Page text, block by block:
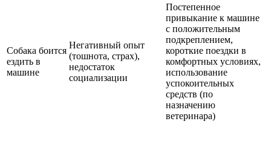
Собака боится
ездить в
машине
Негативный опыт
(тошнота, страх),
недостаток
социализации
Постепенное
привыкание к машине
с положительным
подкреплением,
короткие поездки в
комфортных условиях,
использование
успокоительных
средств (по
назначению
ветеринара)